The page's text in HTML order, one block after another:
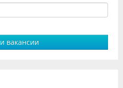
вакансии